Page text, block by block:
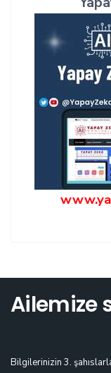
Ailemize
Bilgilerinizin 3.